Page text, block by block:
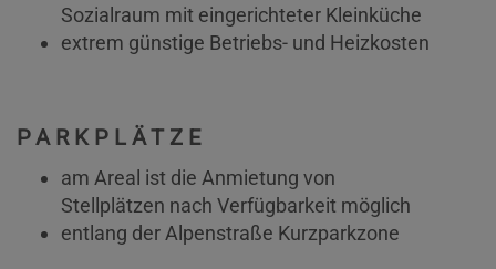
Sozialraum mit eingerichteter Kleinküche
extrem günstige Betriebs- und Heizkosten
PARKPLÄTZE
am Areal ist die Anmietung von
Stellplätzen nach Verfügbarkeit möglich
entlang der Alpenstraße Kurzparkzone